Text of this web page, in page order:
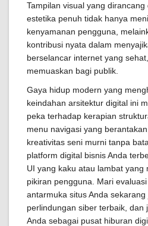
Tampilan visual yang
estetika penuh tidak hanya
kenyamanan pengguna,
kontribusi nyata dalam
berselancar internet yang
memuaskan bagi publik.
Gaya hidup modern yang
keindahan arsitektur digital ini
peka terhadap kerapian
menu navigasi yang
kreativitas seni murni tanpa
platform digital bisnis Anda
UI yang kaku atau lambat yang
pikiran pengguna. Mari
antarmuka situs Anda
perlindungan siber terbaik, dan
Anda sebagai pusat hiburan